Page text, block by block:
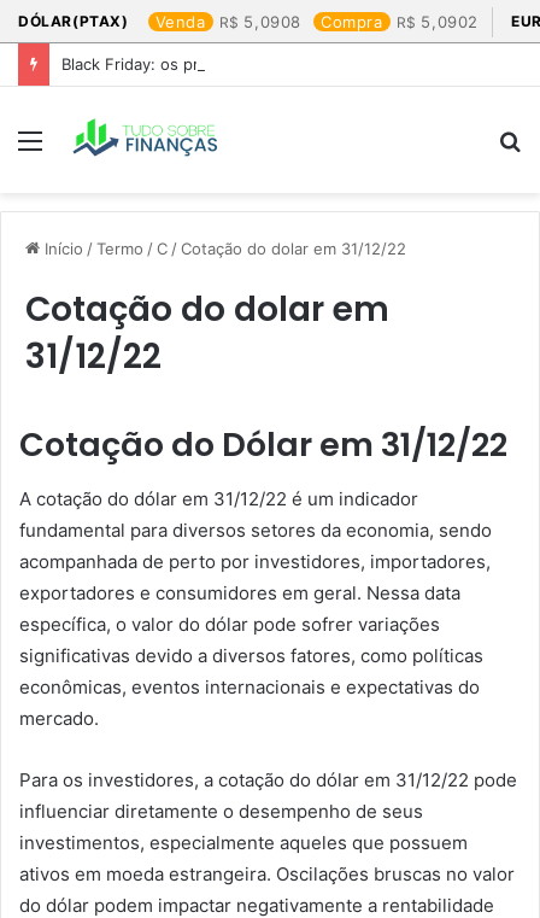
DÓLAR(PTAX) Venda 5,0908 Compra 5,0902
Black Friday: os produtos que mais valem a pena
Menu
Início /Termo /C /Cotação do dolar em 31/12/22​
Cotação do dolar em
31/12/22​
Cotação do Dólar em 31/12/22
A cotação do dólar em 31/12/22 é um indicador
fundamental para diversos setores da economia, sendo
acompanhada de perto por investidores, importadores,
exportadores e consumidores em geral. Nessa data
específica, o valor do dólar pode sofrer variações
significativas devido a diversos fatores, como políticas
econômicas, eventos internacionais e expectativas do
mercado.
Para os investidores, a cotação do dólar em 31/12/22 pode
influenciar diretamente o desempenho de seus
investimentos, especialmente aqueles que possuem
ativos em moeda estrangeira. Oscilações bruscas no valor
do dólar podem impactar negativamente a rentabilidade